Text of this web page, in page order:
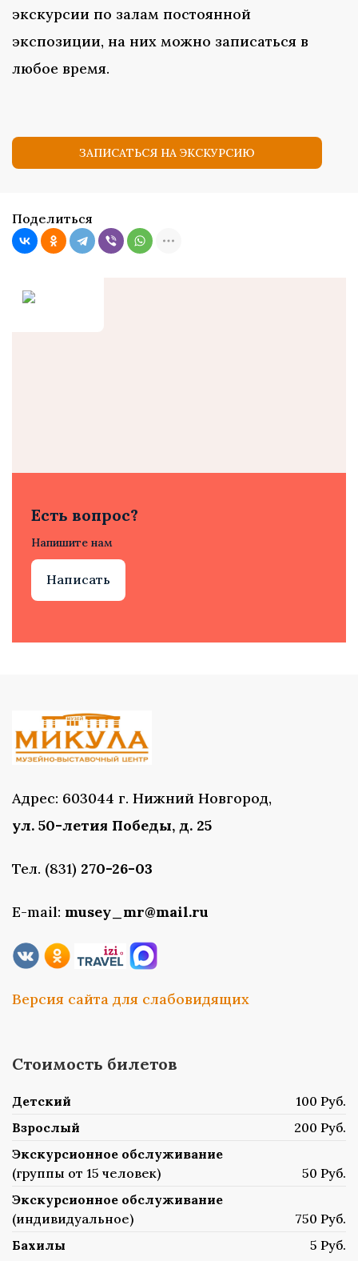
экскурсии по залам постоянной
экспозиции, на них можно записаться в
любое время.
ЗАПИСАТЬСЯ НА ЭКСКУРСИЮ
Поделиться
Есть вопрос?
Напишите нам
Написать
Адрес: 603044 г. Нижний Новгород,
ул. 50-летия Победы, д. 25
Тел. (831) 270-26-03
E-mail: musey_mr@mail.ru
Версия сайта для слабовидящих
Стоимость билетов
Детский
100 Руб.
Взрослый
200 Руб.
Экскурсионное обслуживание
(группы от 15 человек)
50 Руб.
Экскурсионное обслуживание
(индивидуальное)
750 Руб.
Бахилы
5 Руб.